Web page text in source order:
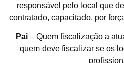
responsável pelo local que
contratado, capacitado, por
Pai – Quem fiscalização a
quem deve fiscalizar se os